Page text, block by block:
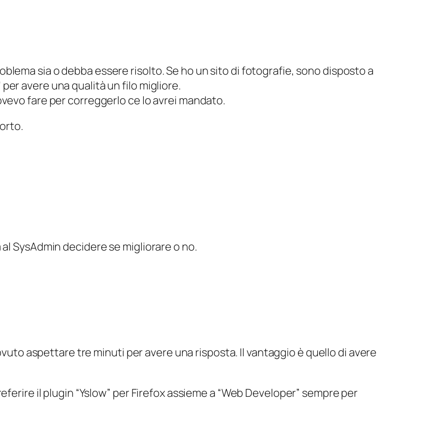
sia o debba essere risolto. Se ho un sito di fotografie, sono disposto a
avere una qualità un filo migliore.
fare per correggerlo ce lo avrei mandato.
SysAdmin decidere se migliorare o no.
aspettare tre minuti per avere una risposta. Il vantaggio è quello di avere
il plugin “Yslow” per Firefox assieme a “Web Developer” sempre per